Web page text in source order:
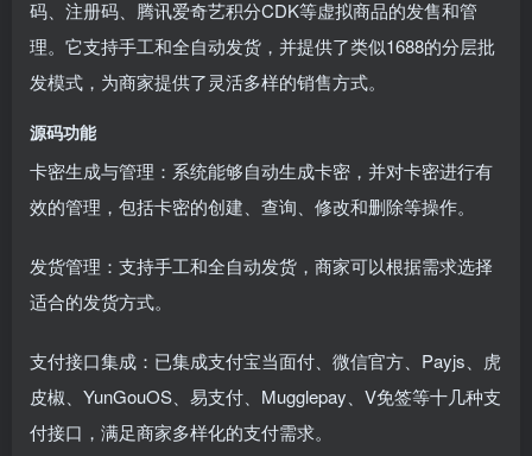
码、注册码、腾讯爱奇艺积分CDK等虚拟商品的发售和管
理。它支持手工和全自动发货，并提供了类似1688的分层批
发模式，为商家提供了灵活多样的销售方式。
源码功能
卡密生成与管理：系统能够自动生成卡密，并对卡密进行有
效的管理，包括卡密的创建、查询、修改和删除等操作。
发货管理：支持手工和全自动发货，商家可以根据需求选择
适合的发货方式。
支付接口集成：已集成支付宝当面付、微信官方、Payjs、虎
皮椒、YunGouOS、易支付、Mugglepay、V免签等十几种支
付接口，满足商家多样化的支付需求。